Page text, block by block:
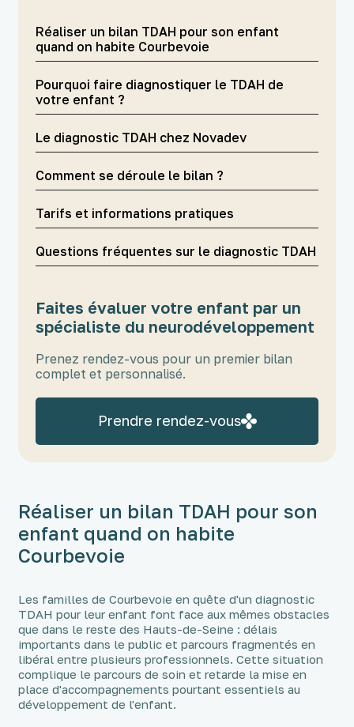
Réaliser un bilan TDAH pour son enfant
quand on habite Courbevoie
Pourquoi faire diagnostiquer le TDAH de
votre enfant ?
Le diagnostic TDAH chez Novadev
Comment se déroule le bilan ?
Tarifs et informations pratiques
Questions fréquentes sur le diagnostic TDAH
Faites évaluer votre enfant par un
spécialiste du neurodéveloppement
Prenez rendez-vous pour un premier bilan
complet et personnalisé.
Prendre rendez-vous
Réaliser un bilan TDAH pour son
enfant quand on habite
Courbevoie
Les familles de Courbevoie en quête d'un diagnostic
TDAH pour leur enfant font face aux mêmes obstacles
que dans le reste des Hauts-de-Seine : délais
importants dans le public et parcours fragmentés en
libéral entre plusieurs professionnels. Cette situation
complique le parcours de soin et retarde la mise en
place d'accompagnements pourtant essentiels au
développement de l'enfant.